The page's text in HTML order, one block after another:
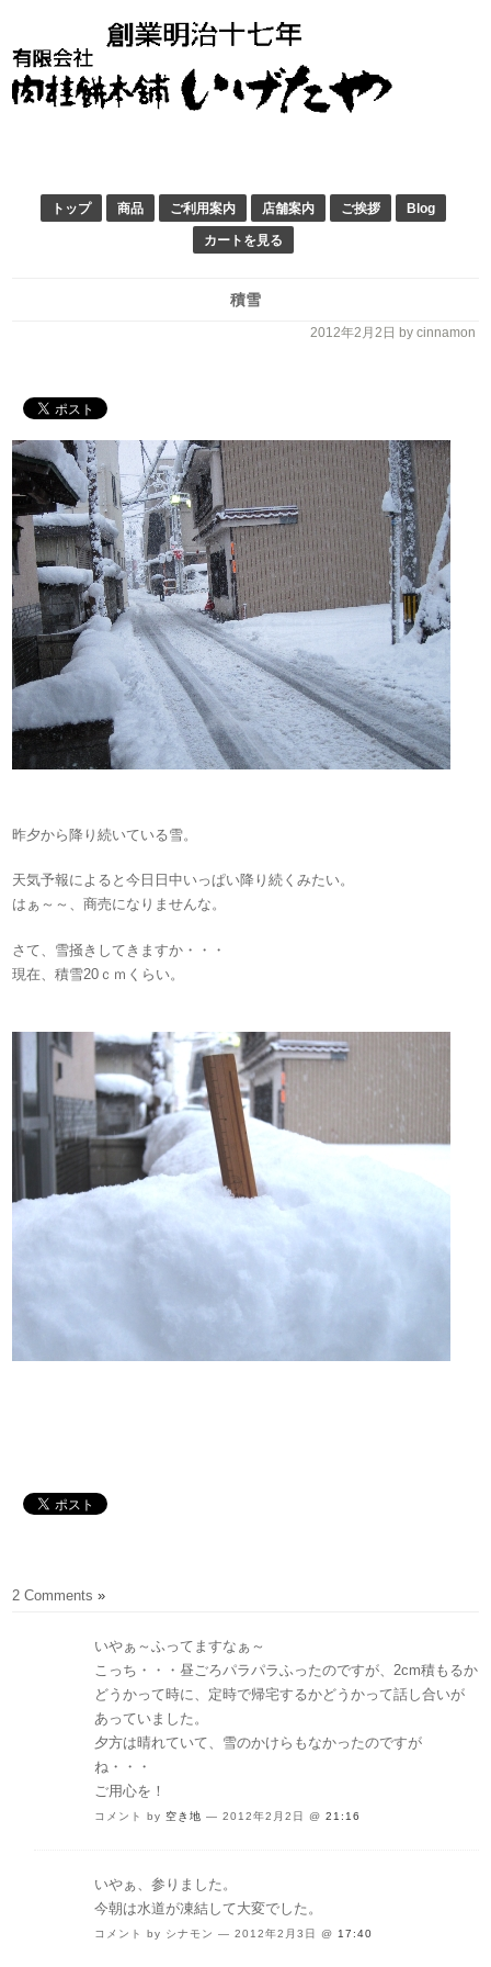
トップ 商品 ご利用案内 店舗案内 ご挨拶 Blog
カートを見る
積雪
2012年2月2日 by cinnamon
昨夕から降り続いている雪。
天気予報によると今日日中いっぱい降り続くみたい。
はぁ～～、商売になりませんな。
さて、雪掻きしてきますか・・・
現在、積雪20ｃｍくらい。
2 Comments»
いやぁ～ふってますなぁ～
こっち・・・昼ごろパラパラふったのですが、2cm積もるか
どうかって時に、定時で帰宅するかどうかって話し合いが
あっていました。
夕方は晴れていて、雪のかけらもなかったのですが
ね・・・
ご用心を！
コメント by 空き地 — 2012年2月2日 @21:16
いやぁ、参りました。
今朝は水道が凍結して大変でした。
コメント by シナモン — 2012年2月3日 @ 17:40